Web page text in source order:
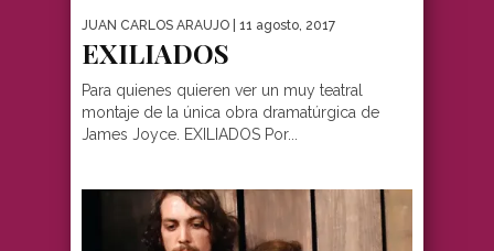
JUAN CARLOS ARAUJO | 11 agosto, 2017
EXILIADOS
Para quienes quieren ver un muy teatral
montaje de la única obra dramatúrgica de
James Joyce. EXILIADOS Por...